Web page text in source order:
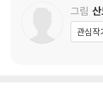
그림
관심작